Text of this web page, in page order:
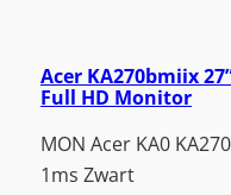
Acer KA270bmiix
Full HD Monitor
MON Acer KA0
1ms Zwart